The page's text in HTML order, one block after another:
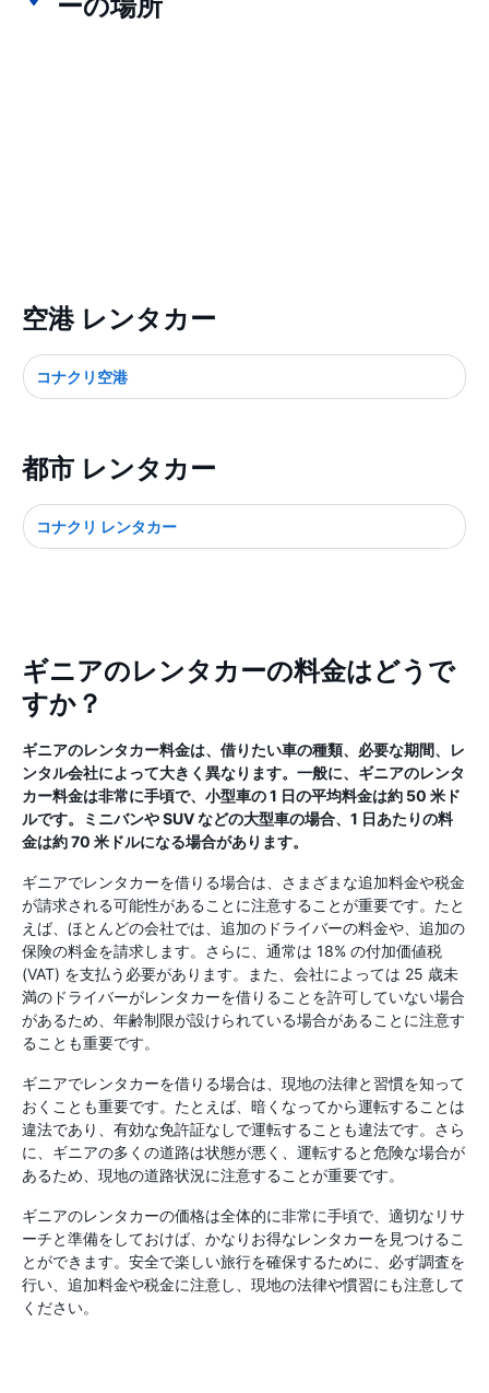
ーの場所
空港 レンタカー
コナクリ空港
都市 レンタカー
コナクリ レンタカー
ギニアのレンタカーの料金はどうで
すか？
ギニアのレンタカー料金は、借りたい車の種類、必要な期間、レ
ンタル会社によって大きく異なります。一般に、ギニアのレンタ
カー料金は非常に手頃で、小型車の 1 日の平均料金は約 50 米ド
ルです。ミニバンや SUV などの大型車の場合、1 日あたりの料
金は約 70 米ドルになる場合があります。
ギニアでレンタカーを借りる場合は、さまざまな追加料金や税金
が請求される可能性があることに注意することが重要です。たと
えば、ほとんどの会社では、追加のドライバーの料金や、追加の
保険の料金を請求します。さらに、通常は 18% の付加価値税
(VAT) を支払う必要があります。また、会社によっては 25 歳未
満のドライバーがレンタカーを借りることを許可していない場合
があるため、年齢制限が設けられている場合があることに注意す
ることも重要です。
ギニアでレンタカーを借りる場合は、現地の法律と習慣を知って
おくことも重要です。たとえば、暗くなってから運転することは
違法であり、有効な免許証なしで運転することも違法です。さら
に、ギニアの多くの道路は状態が悪く、運転すると危険な場合が
あるため、現地の道路状況に注意することが重要です。
ギニアのレンタカーの価格は全体的に非常に手頃で、適切なリサ
ーチと準備をしておけば、かなりお得なレンタカーを見つけるこ
とができます。安全で楽しい旅行を確保するために、必ず調査を
行い、追加料金や税金に注意し、現地の法律や慣習にも注意して
ください。